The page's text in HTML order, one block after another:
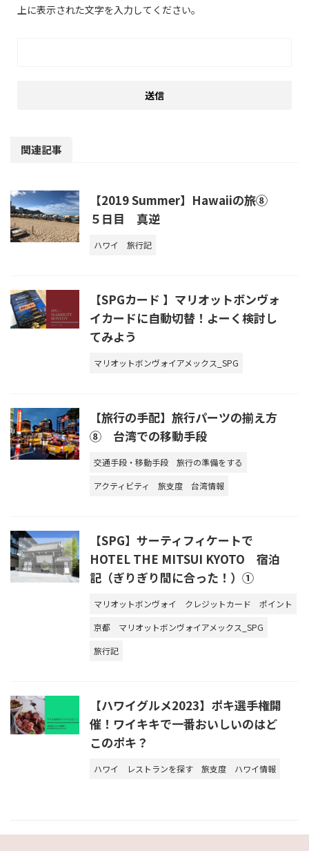
上に表示された文字を入力してください。
関連記事
【2019 Summer】Hawaiiの旅⑧
５日目 真逆
ハワイ 旅行記
【SPGカード 】マリオットボンヴォ
イカードに自動切替！よーく検討し
てみよう
マリオットボンヴォイアメックス_SPG
【旅行の手配】旅行パーツの揃え方
⑧ 台湾での移動手段
交通手段・移動手段
旅行の準備をする
アクティビティ
旅支度 台湾情報
【SPG】サーティフィケートで
HOTEL THE MITSUI KYOTO 宿泊
記（ぎりぎり間に合った！）①
マリオットボンヴォイ クレジットカード
ポイント
京都
マリオットボンヴォイアメックス_SPG
旅行記
【ハワイグルメ2023】ポキ選手権開
催！ワイキキで一番おいしいのはど
このポキ？
ハワイ レストランを探す 旅支度 ハワイ情報